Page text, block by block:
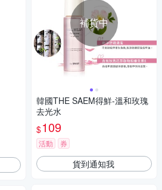
補貨中
韓國THE SAEM得鮮-溫和玫瑰
去光水
$109
活動 券
貨到通知我